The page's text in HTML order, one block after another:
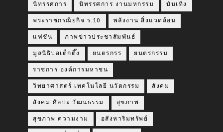
นิทรรศการ นิทรรศการ งานมหกรรม บันเทิง
พระราชกรณียกิจ ร.10 พลังงาน สิ่งแวดล้อม
แฟชั่น ภาพข่าวประชาสัมพันธ์
มูลนิธิป่อเต็กตึ๊ง ยนตรกรร ยนตรกรรม
ราชการ องค์การมหาชน
วิทยาศาสตร์ เทคโนโลยี นวัตกรรม สังคม
สังคม ศิลปะ วัฒนธรรม สุขภาพ
สุขภาพ ความงาม อสังหาริมทรัพย์